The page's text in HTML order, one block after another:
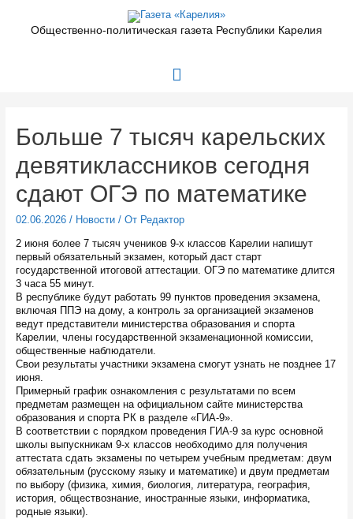
содержимомуОбщественно-политическая газета Республики Карелия
Главное
Больше 7 тысяч карельских
девятиклассников сегодня
сдают ОГЭ по математике
02.06.2026/ Новости/ От Редактор
2 июня более 7 тысяч учеников 9-х классов Карелии напишут
первый обязательный экзамен, который даст старт
государственной итоговой аттестации. ОГЭ по математике длится
3 часа 55 минут.
В республике будут работать 99 пунктов проведения экзамена,
включая ППЭ на дому, а контроль за организацией экзаменов
ведут представители министерства образования и спорта
Карелии, члены государственной экзаменационной комиссии,
общественные наблюдатели.
Свои результаты участники экзамена смогут узнать не позднее 17
июня.
Примерный график ознакомления с результатами по всем
предметам размещен на официальном сайте министерства
образования и спорта РК в разделе «ГИА-9».
В соответствии с порядком проведения ГИА-9 за курс основной
школы выпускникам 9-х классов необходимо для получения
аттестата сдать экзамены по четырем учебным предметам: двум
обязательным (русскому языку и математике) и двум предметам
по выбору (физика, химия, биология, литература, география,
история, обществознание, иностранные языки, информатика,
родные языки).